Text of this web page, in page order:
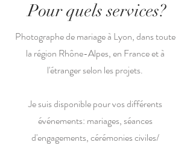
Pour quels services?
Photographe de mariage à Lyon, dans toute
la région Rhône-Alpes, en France et à
l'étranger selon les projets.
Je suis disponible pour vos différents
événements: mariages, séances
d'engagements, cérémonies civiles/